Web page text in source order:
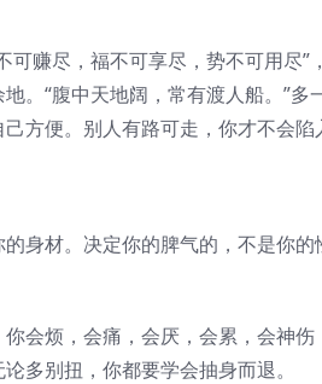
赚尽，福不可享尽，势不可用尽”
。“腹中天地阔，常有渡人船。”多
方便。别人有路可走，你才不会陷
身材。决定你的脾气的，不是你的
会烦，会痛，会厌，会累，会神
多别扭，你都要学会抽身而退。